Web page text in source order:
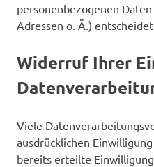
personenbezogenen
Adressen o. Ä.) entscheidet.
Widerruf Ihrer
Viele
ausdrücklichen
bereits erteilte